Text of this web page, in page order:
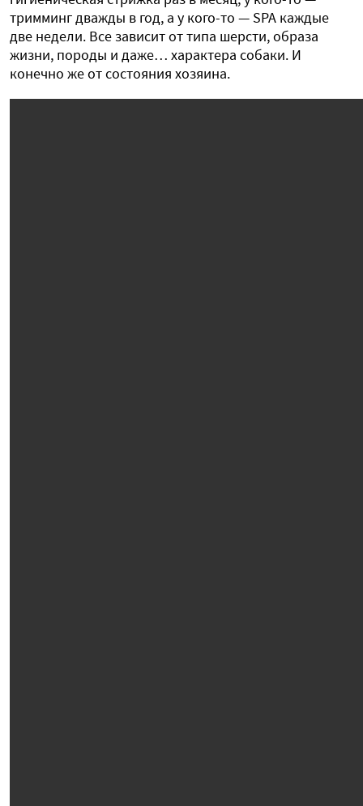
тримминг дважды в год, а у кого-то — SPA каждые
две недели. Все зависит от типа шерсти, образа
жизни, породы и даже… характера собаки. И
конечно же от состояния хозяина.